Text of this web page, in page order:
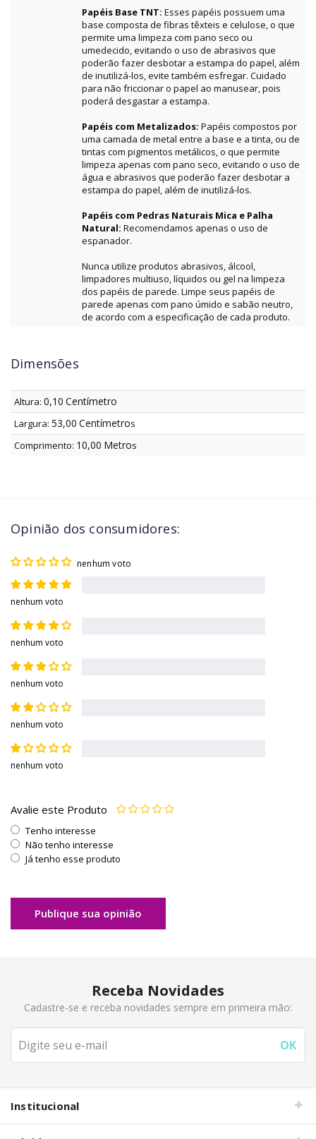
Papéis Base TNT: Esses papéis possuem uma
base composta de fibras têxteis e celulose, o que
permite uma limpeza com pano seco ou
umedecido, evitando o uso de abrasivos que
poderão fazer desbotar a estampa do papel, além
de inutilizá-los, evite também esfregar. Cuidado
para não friccionar o papel ao manusear, pois
poderá desgastar a estampa.
Papéis com Metalizados: Papéis compostos por
uma camada de metal entre a base e a tinta, ou de
tintas com pigmentos metálicos, o que permite
limpeza apenas com pano seco, evitando o uso de
água e abrasivos que poderão fazer desbotar a
estampa do papel, além de inutilizá-los.
Papéis com Pedras Naturais Mica e Palha
Natural: Recomendamos apenas o uso de
espanador.
Nunca utilize produtos abrasivos, álcool,
limpadores multiuso, líquidos ou gel na limpeza
dos papéis de parede. Limpe seus papéis de
parede apenas com pano úmido e sabão neutro,
de acordo com a especificação de cada produto.
Dimensões
Altura: 0,10 Centímetro
Largura: 53,00 Centímetros
Comprimento: 10,00 Metros
Opinião dos consumidores:
nenhum voto
nenhum voto
nenhum voto
nenhum voto
nenhum voto
nenhum voto
Avalie este Produto
Tenho interesse
Não tenho interesse
Já tenho esse produto
Publique sua opinião
Receba Novidades
Cadastre-se e receba novidades sempre em primeira mão:
Institucional